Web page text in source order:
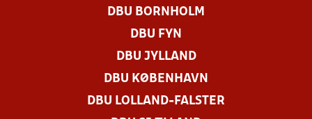
DBU BORNHOLM
DBU FYN
DBU JYLLAND
DBU KØBENHAVN
DBU LOLLAND-FALSTER